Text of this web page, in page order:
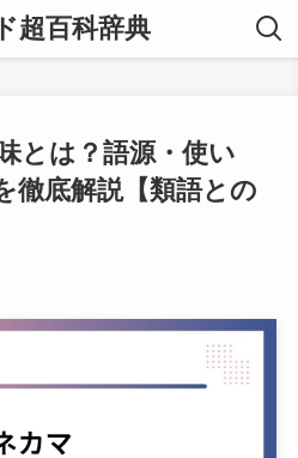
超百科辞典
とは？語源・使い
徹底解説【類語との